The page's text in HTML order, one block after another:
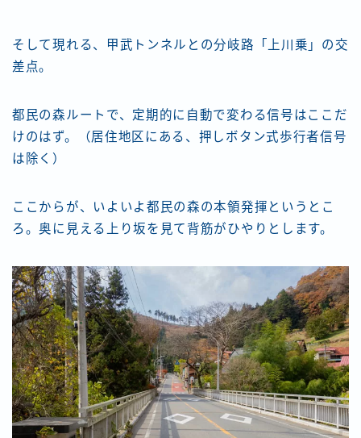
そして現れる、甲武トンネルとの分岐路「上川乗」の交
差点。
都民の森ルートで、定期的に自動で変わる信号はここだ
けのはず。（居住地区にある、押しボタン式歩行者信号
は除く）
ここからが、いよいよ都民の森の本領発揮というとこ
ろ。奥に見える上り坂を見て背筋がひやりとします。